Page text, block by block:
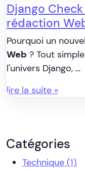
Django
rédaction
Pourquoi un nouvel
Web ? Tout
l'univers Django, …
lire la suite »
Catégories
Technique (1)